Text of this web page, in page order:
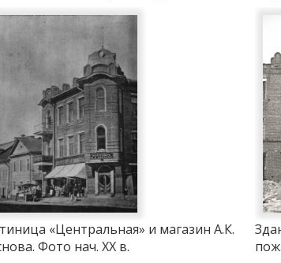
«Центральная» и магазин А.К.
Фото нач. ХХ в.